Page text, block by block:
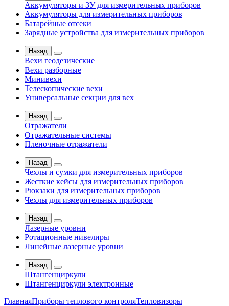
Аккумуляторы и ЗУ для измерительных приборов
Аккумуляторы для измерительных приборов
Батарейные отсеки
Зарядные устройства для измерительных приборов
Назад
Вехи геодезические
Вехи разборные
Минивехи
Телескопические вехи
Универсальные секции для вех
Назад
Отражатели
Отражательные системы
Пленочные отражатели
Назад
Чехлы и сумки для измерительных приборов
Жесткие кейсы для измерительных приборов
Рюкзаки для измерительных приборов
Чехлы для измерительных приборов
Назад
Лазерные уровни
Ротационные нивелиры
Линейные лазерные уровни
Назад
Штангенциркули
Штангенциркули электронные
ГлавнаяПриборы теплового контроляТепловизоры